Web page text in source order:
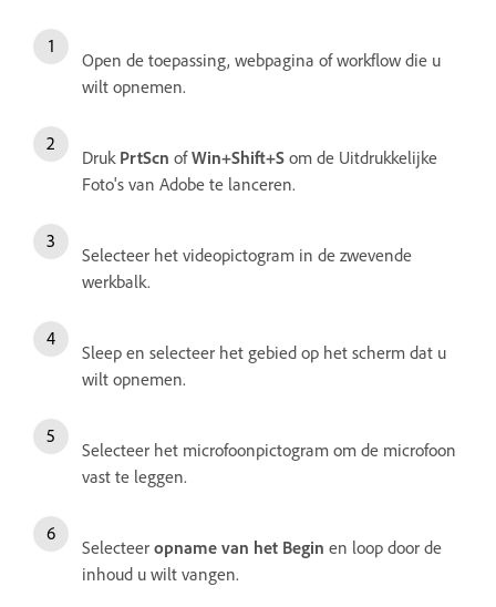
Open de toepassing, webpagina of workflow die u
wilt opnemen.
Druk PrtScn ofWin+Shift+S om de Uitdrukkelijke
Foto's van Adobe te lanceren.
Selecteer het videopictogram in de zwevende
werkbalk.
Sleep en selecteer het gebied op het scherm dat u
wilt opnemen.
Selecteer het microfoonpictogram om de microfoon
vast te leggen.
Selecteer opname van het Begin en loop door de
inhoud u wilt vangen.